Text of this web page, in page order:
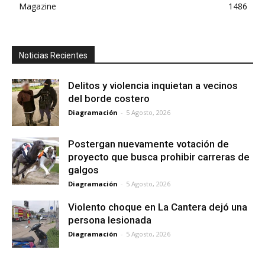
Magazine
1486
Noticias Recientes
Delitos y violencia inquietan a vecinos
del borde costero
Diagramación - 5 Agosto, 2026
Postergan nuevamente votación de
proyecto que busca prohibir carreras de
galgos
Diagramación - 5 Agosto, 2026
Violento choque en La Cantera dejó una
persona lesionada
Diagramación - 5 Agosto, 2026